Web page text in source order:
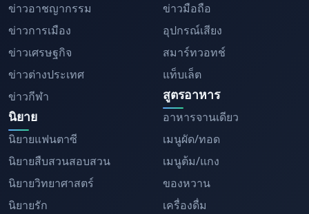
ข่าวอาชญากรรม
ข่าวการเมือง
ข่าวเศรษฐกิจ
ข่าวต่างประเทศ
ข่าวกีฬา
นิยาย
นิยายแฟนตาซี
นิยายสืบสวนสอบสวน
นิยายวิทยาศาสตร์
นิยายรัก
ข่าวมือถือ
อุปกรณ์เสียง
สมาร์ทวอทช์
แท็บเล็ต
สูตรอาหาร
อาหารจานเดียว
เมนูผัด/ทอด
เมนูต้ม/แกง
ของหวาน
เครื่องดื่ม